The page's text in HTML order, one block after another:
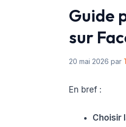
Guide
sur
20 mai 2026 par
En bref :
Choisir